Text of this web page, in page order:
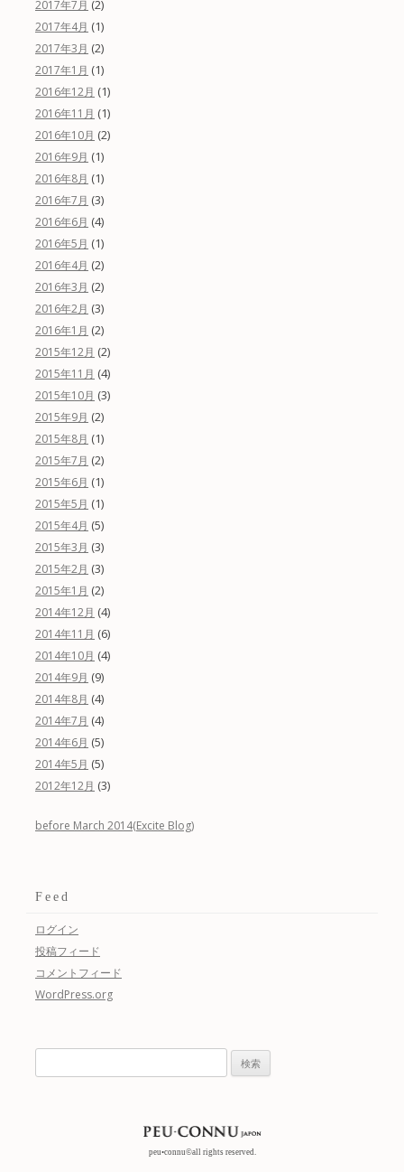
2017年7月 (2)
2017年4月 (1)
2017年3月 (2)
2017年1月 (1)
2016年12月 (1)
2016年11月 (1)
2016年10月 (2)
2016年9月 (1)
2016年8月 (1)
2016年7月 (3)
2016年6月 (4)
2016年5月 (1)
2016年4月 (2)
2016年3月 (2)
2016年2月 (3)
2016年1月 (2)
2015年12月 (2)
2015年11月 (4)
2015年10月 (3)
2015年9月 (2)
2015年8月 (1)
2015年7月 (2)
2015年6月 (1)
2015年5月 (1)
2015年4月 (5)
2015年3月 (3)
2015年2月 (3)
2015年1月 (2)
2014年12月 (4)
2014年11月 (6)
2014年10月 (4)
2014年9月 (9)
2014年8月 (4)
2014年7月 (4)
2014年6月 (5)
2014年5月 (5)
2012年12月 (3)
before March 2014(Excite Blog)
Feed
ログイン
投稿フィード
コメントフィード
WordPress.org
索:
peu•connu©all rights reserved.